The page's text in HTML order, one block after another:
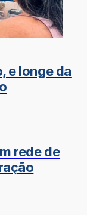
e longe da
rede de